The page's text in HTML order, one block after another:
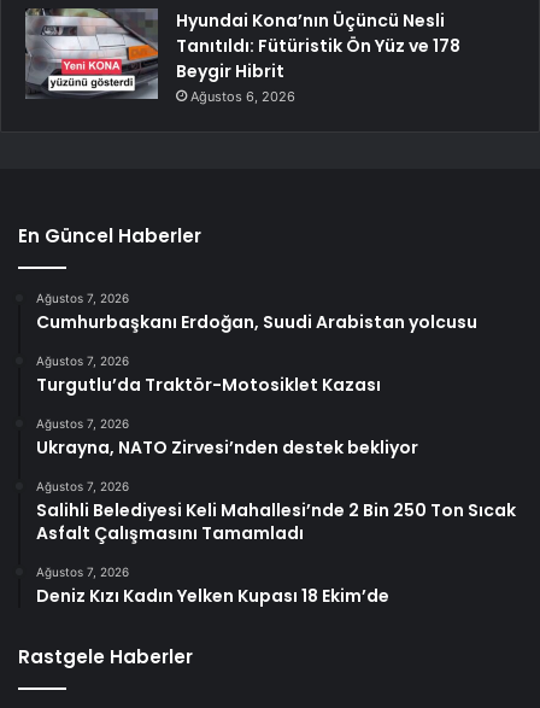
Hyundai Kona’nın Üçüncü Nesli
Tanıtıldı: Fütüristik Ön Yüz ve 178
Beygir Hibrit
Ağustos 6, 2026
En Güncel Haberler
Ağustos 7, 2026
Cumhurbaşkanı Erdoğan, Suudi Arabistan yolcusu
Ağustos 7, 2026
Turgutlu’da Traktör-Motosiklet Kazası
Ağustos 7, 2026
Ukrayna, NATO Zirvesi’nden destek bekliyor
Ağustos 7, 2026
Salihli Belediyesi Keli Mahallesi’nde 2 Bin 250 Ton Sıcak
Asfalt Çalışmasını Tamamladı
Ağustos 7, 2026
Deniz Kızı Kadın Yelken Kupası 18 Ekim’de
Rastgele Haberler